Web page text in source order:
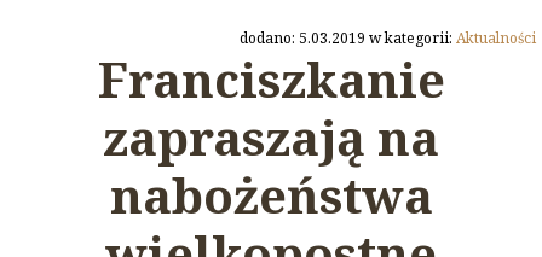
dodano: 5.03.2019 w kategorii: Aktualności
Franciszkanie
zapraszają na
nabożeństwa